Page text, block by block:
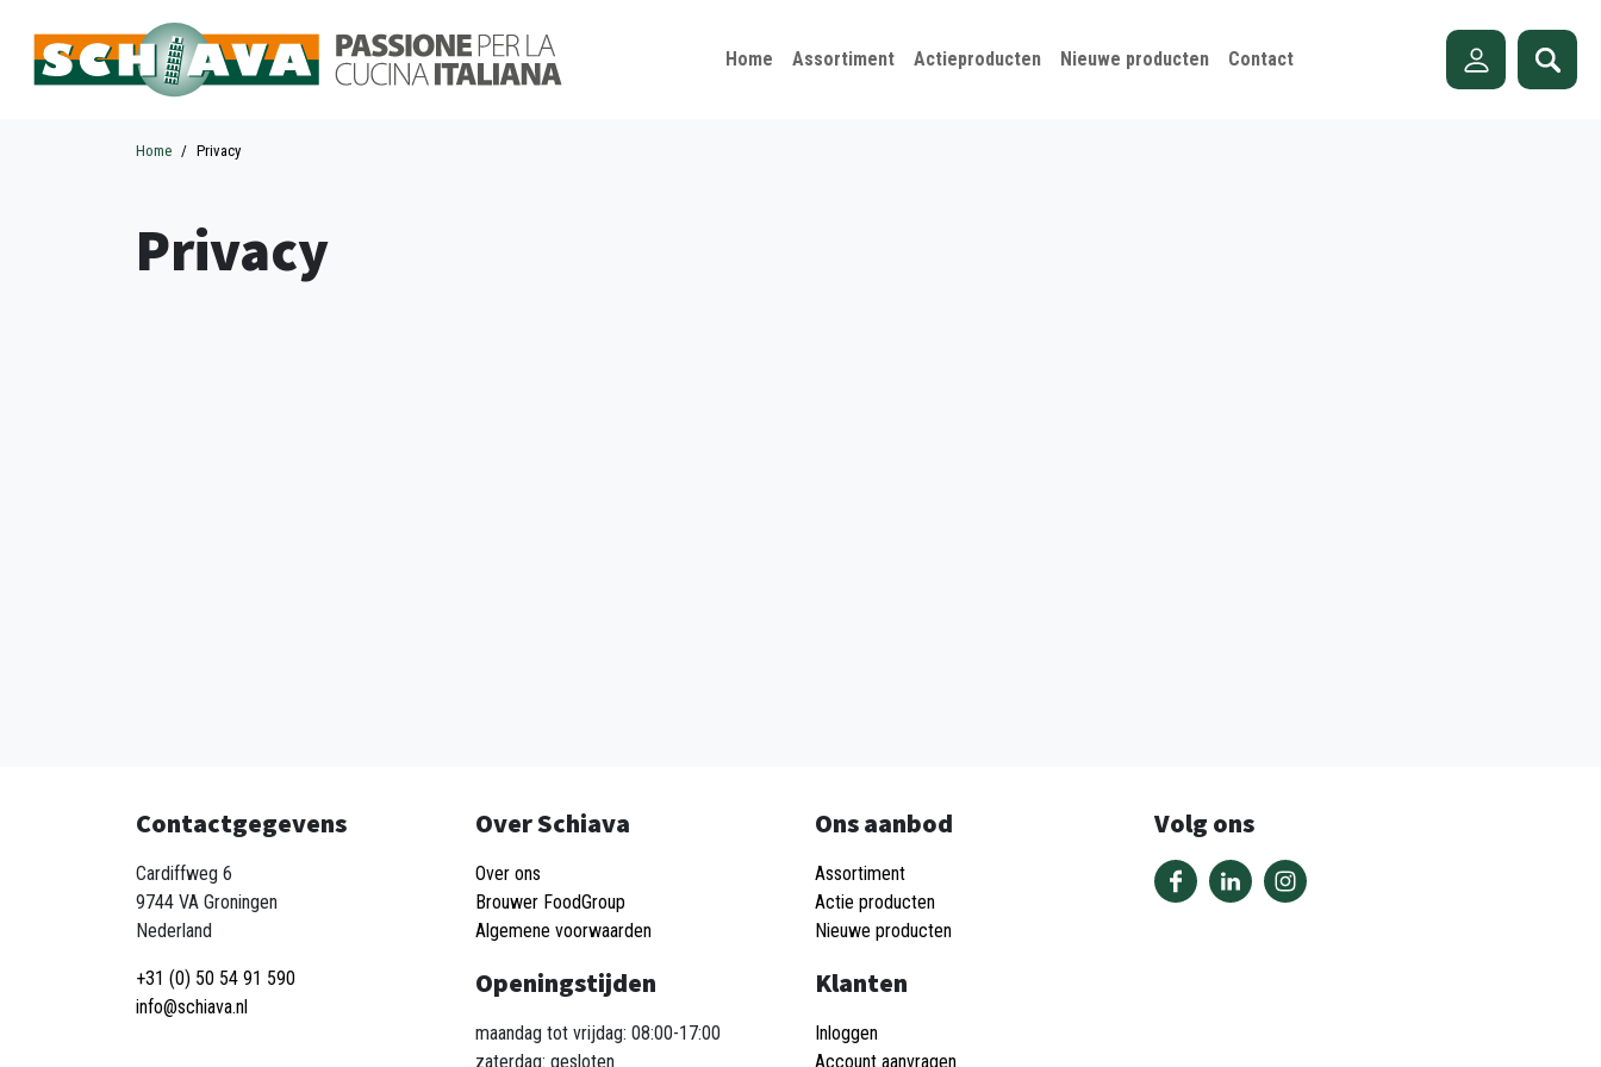
Home Assortiment Actieproducten Nieuwe producten Contact
Home Privacy
Privacy
Contactgegevens
Cardiffweg 6
9744 VA Groningen
Nederland
+31 (0) 50 54 91 590
info@schiava.nl
Over Schiava
Over ons
Brouwer FoodGroup
Algemene voorwaarden
Openingstijden
maandag tot vrijdag: 08:00-17:00
zaterdag: gesloten
Ons aanbod
Assortiment
Actie producten
Nieuwe producten
Klanten
Inloggen
Account aanvragen
Volg ons